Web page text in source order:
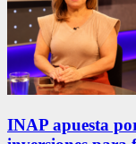
INAP apuesta